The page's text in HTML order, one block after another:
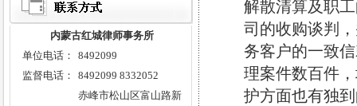
业，这个职业在促进社会进步和维
护法律与秩序方面，有着良好的传
统和远大的前程。律师作为国家进
步的先锋，总是热情地捍卫人类的
自由和法律的统治。对于那些有着
内蒙古红城律师事务所
单位电话：
8492099
监督电话：
8492099 8332052
赤峰市松山区富山路新
解散清算及职
司的收购谈判
务客户的一致
理案件数百件
护方面也有独